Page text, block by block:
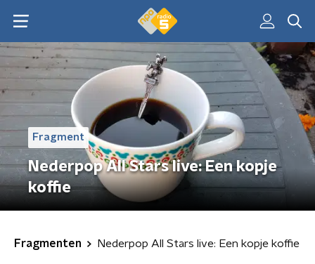
Fragment
Nederpop All Stars live: Een kopje
koffie
Fragmenten Nederpop All Stars live: Een kopje koffie